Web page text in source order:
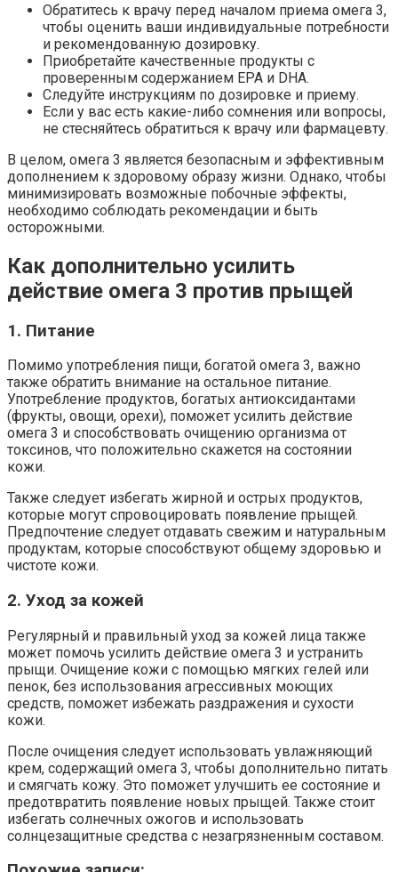
Обратитесь к врачу перед началом приема омега 3,
чтобы оценить ваши индивидуальные потребности
и рекомендованную дозировку.
Приобретайте качественные продукты с
проверенным содержанием EPA и DHA.
Следуйте инструкциям по дозировке и приему.
Если у вас есть какие-либо сомнения или вопросы,
не стесняйтесь обратиться к врачу или фармацевту.
В целом, омега 3 является безопасным и эффективным
дополнением к здоровому образу жизни. Однако, чтобы
минимизировать возможные побочные эффекты,
необходимо соблюдать рекомендации и быть
осторожными.
Как дополнительно усилить
действие омега 3 против прыщей
1. Питание
Помимо употребления пищи, богатой омега 3, важно
также обратить внимание на остальное питание.
Употребление продуктов, богатых антиоксидантами
(фрукты, овощи, орехи), поможет усилить действие
омега 3 и способствовать очищению организма от
токсинов, что положительно скажется на состоянии
кожи.
Также следует избегать жирной и острых продуктов,
которые могут спровоцировать появление прыщей.
Предпочтение следует отдавать свежим и натуральным
продуктам, которые способствуют общему здоровью и
чистоте кожи.
2. Уход за кожей
Регулярный и правильный уход за кожей лица также
может помочь усилить действие омега 3 и устранить
прыщи. Очищение кожи с помощью мягких гелей или
пенок, без использования агрессивных моющих
средств, поможет избежать раздражения и сухости
кожи.
После очищения следует использовать увлажняющий
крем, содержащий омега 3, чтобы дополнительно питать
и смягчать кожу. Это поможет улучшить ее состояние и
предотвратить появление новых прыщей. Также стоит
избегать солнечных ожогов и использовать
солнцезащитные средства с незагрязненным составом.